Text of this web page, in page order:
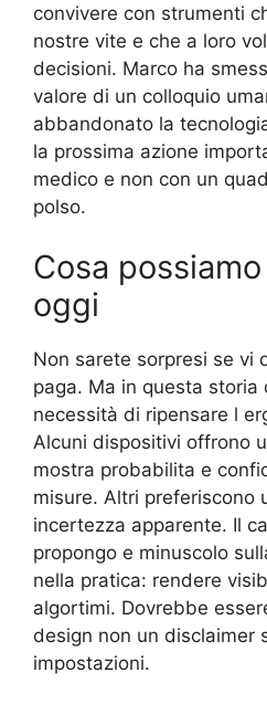
convivere con strumenti
nostre vite e che a loro
decisioni. Marco ha
valore di un colloquio
abbandonato la
la prossima azione
medico e non con un
polso.
Cosa
oggi
Non sarete sorpresi se vi
paga. Ma in questa storia
necessità di ripensare l
Alcuni dispositivi offrono
mostra probabilita e
misure. Altri preferiscono
incertezza apparente. Il
propongo e minuscolo
nella pratica: rendere
algortimi. Dovrebbe
design non un disclaimer
impostazioni.